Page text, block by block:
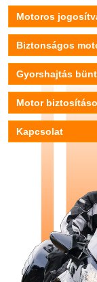
Motoros
Biztonságos
Gyorshajtás
Motor
Kapcsolat